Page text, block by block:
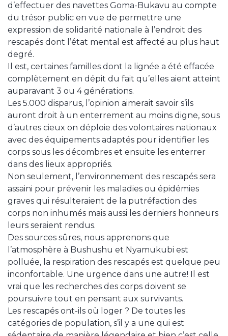
d’effectuer des navettes Goma-Bukavu au compte
du trésor public en vue de permettre une
expression de solidarité nationale à l’endroit des
rescapés dont l’état mental est affecté au plus haut
degré.
Il est, certaines familles dont la lignée a été effacée
complètement en dépit du fait qu’elles aient atteint
auparavant 3 ou 4 générations.
Les 5.000 disparus, l’opinion aimerait savoir s’ils
auront droit à un enterrement au moins digne, sous
d’autres cieux on déploie des volontaires nationaux
avec des équipements adaptés pour identifier les
corps sous les décombres et ensuite les enterrer
dans des lieux appropriés.
Non seulement, l’environnement des rescapés sera
assaini pour prévenir les maladies ou épidémies
graves qui résulteraient de la putréfaction des
corps non inhumés mais aussi les derniers honneurs
leurs seraient rendus.
Des sources sûres, nous apprenons que
l’atmosphère à Bushushu et Nyamukubi est
polluée, la respiration des rescapés est quelque peu
inconfortable. Une urgence dans une autre! Il est
vrai que les recherches des corps doivent se
poursuivre tout en pensant aux survivants.
Les rescapés ont-ils où loger ? De toutes les
catégories de population, s’il y a une qui est